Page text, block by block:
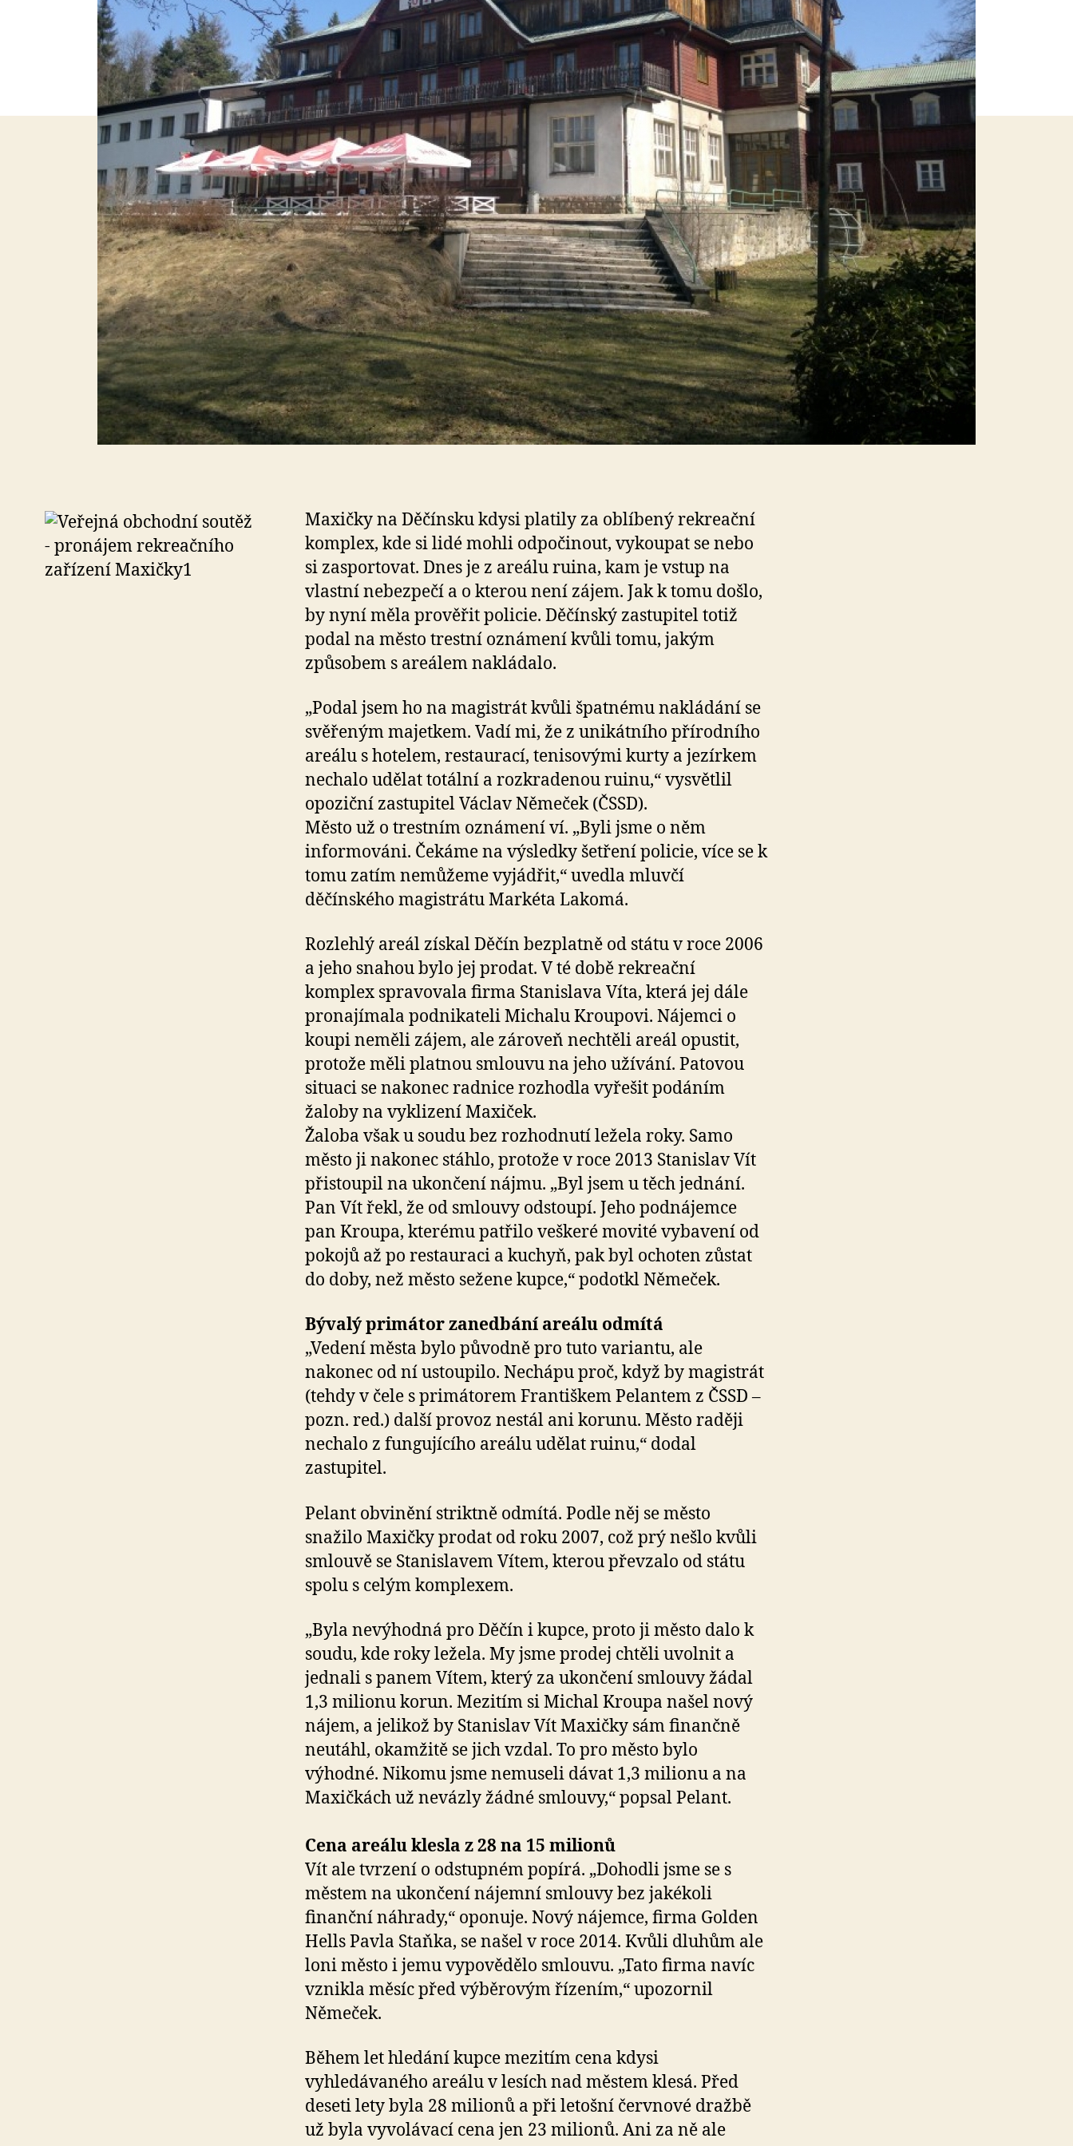
Maxičky na Děčínsku kdysi platily za oblíbený rekreační
komplex, kde si lidé mohli odpočinout, vykoupat se nebo
si zasportovat. Dnes je z areálu ruina, kam je vstup na
vlastní nebezpečí a o kterou není zájem. Jak k tomu došlo,
by nyní měla prověřit policie. Děčínský zastupitel totiž
podal na město trestní oznámení kvůli tomu, jakým
způsobem s areálem nakládalo.
„Podal jsem ho na magistrát kvůli špatnému nakládání se
svěřeným majetkem. Vadí mi, že z unikátního přírodního
areálu s hotelem, restaurací, tenisovými kurty a jezírkem
nechalo udělat totální a rozkradenou ruinu,“ vysvětlil
opoziční zastupitel Václav Němeček (ČSSD).
Město už o trestním oznámení ví. „Byli jsme o něm
informováni. Čekáme na výsledky šetření policie, více se k
tomu zatím nemůžeme vyjádřit,“ uvedla mluvčí
děčínského magistrátu Markéta Lakomá.
Rozlehlý areál získal Děčín bezplatně od státu v roce 2006
a jeho snahou bylo jej prodat. V té době rekreační
komplex spravovala firma Stanislava Víta, která jej dále
pronajímala podnikateli Michalu Kroupovi. Nájemci o
koupi neměli zájem, ale zároveň nechtěli areál opustit,
protože měli platnou smlouvu na jeho užívání. Patovou
situaci se nakonec radnice rozhodla vyřešit podáním
žaloby na vyklizení Maxiček.
Žaloba však u soudu bez rozhodnutí ležela roky. Samo
město ji nakonec stáhlo, protože v roce 2013 Stanislav Vít
přistoupil na ukončení nájmu. „Byl jsem u těch jednání.
Pan Vít řekl, že od smlouvy odstoupí. Jeho podnájemce
pan Kroupa, kterému patřilo veškeré movité vybavení od
pokojů až po restauraci a kuchyň, pak byl ochoten zůstat
do doby, než město sežene kupce,“ podotkl Němeček.
Bývalý primátor zanedbání areálu odmítá
„Vedení města bylo původně pro tuto variantu, ale
nakonec od ní ustoupilo. Nechápu proč, když by magistrát
(tehdy v čele s primátorem Františkem Pelantem z ČSSD –
pozn. red.) další provoz nestál ani korunu. Město raději
nechalo z fungujícího areálu udělat ruinu,“ dodal
zastupitel.
Pelant obvinění striktně odmítá. Podle něj se město
snažilo Maxičky prodat od roku 2007, což prý nešlo kvůli
smlouvě se Stanislavem Vítem, kterou převzalo od státu
spolu s celým komplexem.
„Byla nevýhodná pro Děčín i kupce, proto ji město dalo k
soudu, kde roky ležela. My jsme prodej chtěli uvolnit a
jednali s panem Vítem, který za ukončení smlouvy žádal
1,3 milionu korun. Mezitím si Michal Kroupa našel nový
nájem, a jelikož by Stanislav Vít Maxičky sám finančně
neutáhl, okamžitě se jich vzdal. To pro město bylo
výhodné. Nikomu jsme nemuseli dávat 1,3 milionu a na
Maxičkách už nevázly žádné smlouvy,“ popsal Pelant.
Cena areálu klesla z 28 na 15 milionů
Vít ale tvrzení o odstupném popírá. „Dohodli jsme se s
městem na ukončení nájemní smlouvy bez jakékoli
finanční náhrady,“ oponuje. Nový nájemce, firma Golden
Hells Pavla Staňka, se našel v roce 2014. Kvůli dluhům ale
loni město i jemu vypovědělo smlouvu. „Tato firma navíc
vznikla měsíc před výběrovým řízením,“ upozornil
Němeček.
Během let hledání kupce mezitím cena kdysi
vyhledávaného areálu v lesích nad městem klesá. Před
deseti lety byla 28 milionů a při letošní červnové dražbě
už byla vyvolávací cena jen 23 milionů. Ani za ně ale